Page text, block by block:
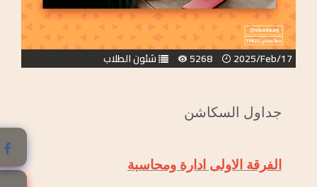
2025/Feb/17
5268 شئون الطلاب
جداول السكاشن
الفرقة الاولى ادارة ومحاسبة